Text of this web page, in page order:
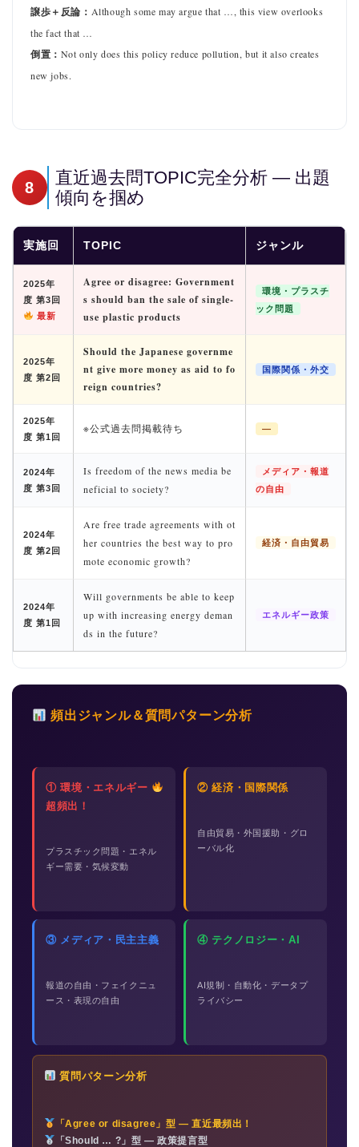
譲歩＋反論： Although some may argue that …, this view overlooks
the fact that …
倒置： Not only does this policy reduce pollution, but it also creates
new jobs.
8
直近過去問TOPIC完全分析 — 出題
傾向を掴め
実施回 TOPIC ジャンル
2025年
度 第3回
最新
Agree or disagree: Government
s should ban the sale of single-
use plastic products
環境・プラスチ
ック問題
2025年
度 第2回
Should the Japanese governme
nt give more money as aid to fo
reign countries?
国際関係・外交
2025年
度 第1回
※公式過去問掲載待ち —
2024年
度 第3回
Is freedom of the news media be
neficial to society?
メディア・報道
の自由
2024年
度 第2回
Are free trade agreements with ot
her countries the best way to pro
mote economic growth?
経済・自由貿易
2024年
度 第1回
Will governments be able to keep
up with increasing energy deman
ds in the future?
エネルギー政策
頻出ジャンル＆質問パターン分析
① 環境・エネルギー
超頻出！
プラスチック問題・エネル
ギー需要・気候変動
② 経済・国際関係
自由貿易・外国援助・グロ
ーバル化
③ メディア・民主主義
報道の自由・フェイクニュ
ース・表現の自由
④ テクノロジー・AI
AI規制・自動化・データプ
ライバシー
質問パターン分析
「Agree or disagree」型 — 直近最頻出！
「Should … ?」型 — 政策提言型